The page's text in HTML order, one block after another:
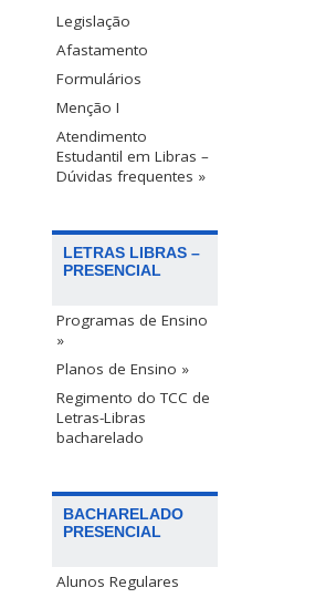
Legislação
Afastamento
Formulários
Menção I
Atendimento
Estudantil em Libras –
Dúvidas frequentes »
LETRAS LIBRAS –
PRESENCIAL
Programas de Ensino
»
Planos de Ensino »
Regimento do TCC de
Letras-Libras
bacharelado
BACHARELADO
PRESENCIAL
Alunos Regulares